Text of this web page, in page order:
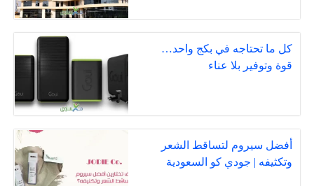
كل ما تحتاجه في بكج واحد…
قوة وتوفير بلا عناء
أفضل سيروم لتساقط الشعر
وتكثيفه | جودي كو السعودية